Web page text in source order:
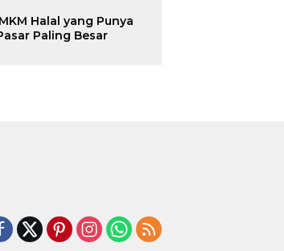
Halal yang Punya
Paling Besar